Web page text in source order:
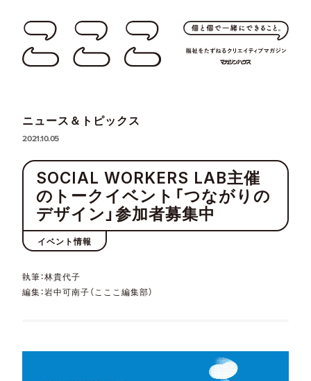
ニュース＆トピックス
2021.10.05
SOCIAL WORKERS LAB主催
のトークイベント「つながりの
デザイン」参加者募集中
イベント情報
執筆：林貴代子
編集：岩中可南子（こここ編集部）